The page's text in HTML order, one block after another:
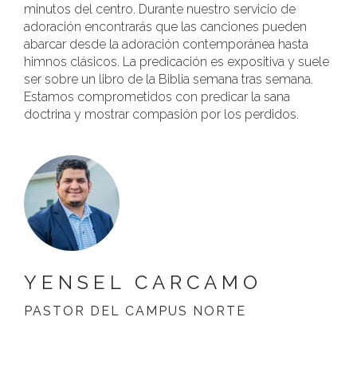
minutos del centro. Durante nuestro servicio de
adoración encontrarás que las canciones pueden
abarcar desde la adoración contemporánea hasta
himnos clásicos. La predicación es expositiva y suele
ser sobre un libro de la Biblia semana tras semana.
Estamos comprometidos con predicar la sana
doctrina y mostrar compasión por los perdidos.
YENSEL CARCAMO
PASTOR DEL CAMPUS NORTE